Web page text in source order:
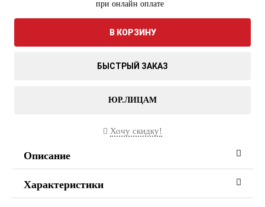
при онлайн оплате
В КОРЗИНУ
БЫСТРЫЙ ЗАКАЗ
ЮР.ЛИЦАМ
Хочу скидку!
Описание
Характеристики